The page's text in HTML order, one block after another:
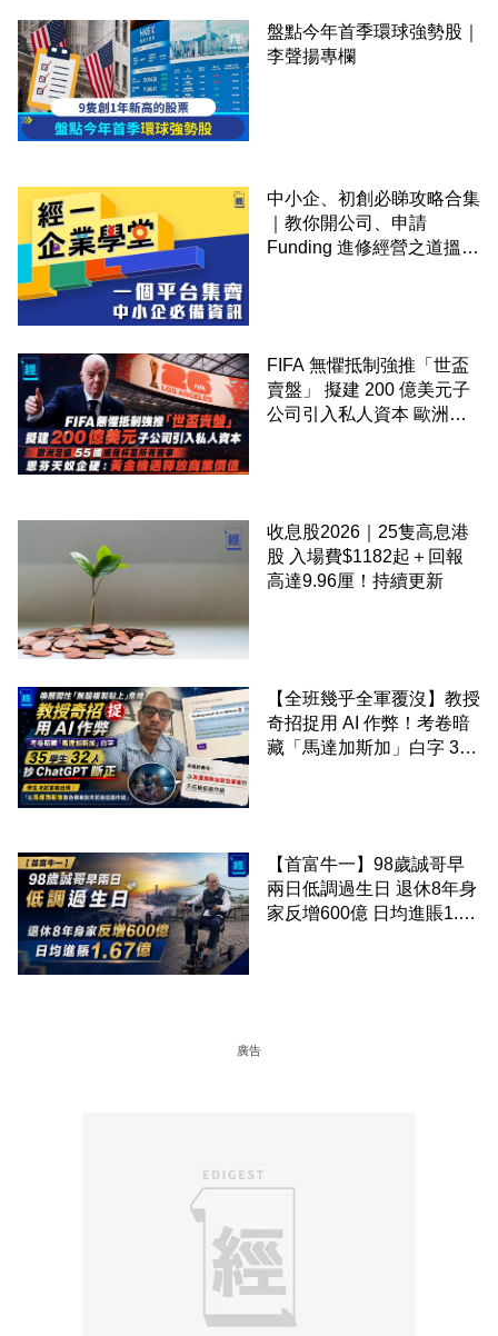
盤點今年首季環球強勢股｜
李聲揚專欄
中小企、初創必睇攻略合集
｜教你開公司、申請
Funding 進修經營之道搵大
FIFA 無懼抵制強推「世盃
賣盤」 擬建 200 億美元子
公司引入私人資本 歐洲足
收息股2026｜25隻高息港
股 入場費$1182起＋回報
高達9.96厘！持續更新
【全班幾乎全軍覆沒】教授
奇招捉用 AI 作弊！考卷暗
藏「馬達加斯加」白字 35
【首富牛一】98歲誠哥早
兩日低調過生日 退休8年身
家反增600億 日均進賬1.67
廣告